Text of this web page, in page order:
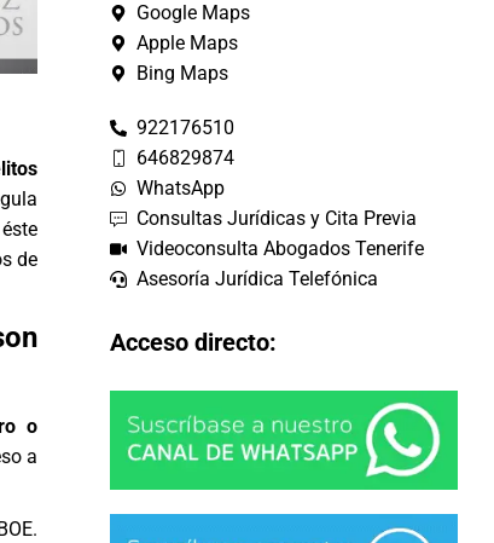
de
o
a
Google Maps
Apple Maps
Bing Maps
922176510
646829874
WhatsApp
Consultas Jurídicas y Cita Previa
Videoconsulta Abogados Tenerife
Asesoría Jurídica Telefónica
Acceso directo: